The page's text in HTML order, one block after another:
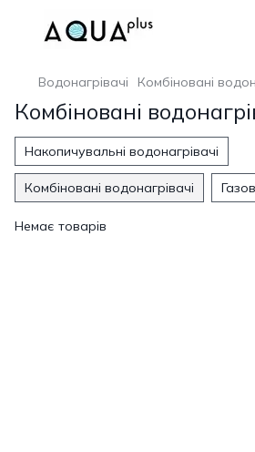
Водонагрівачі Комбіновані
Комбіновані
Накопичувальні водонагрівачі
Комбіновані водонагрівачі
Немає товарів